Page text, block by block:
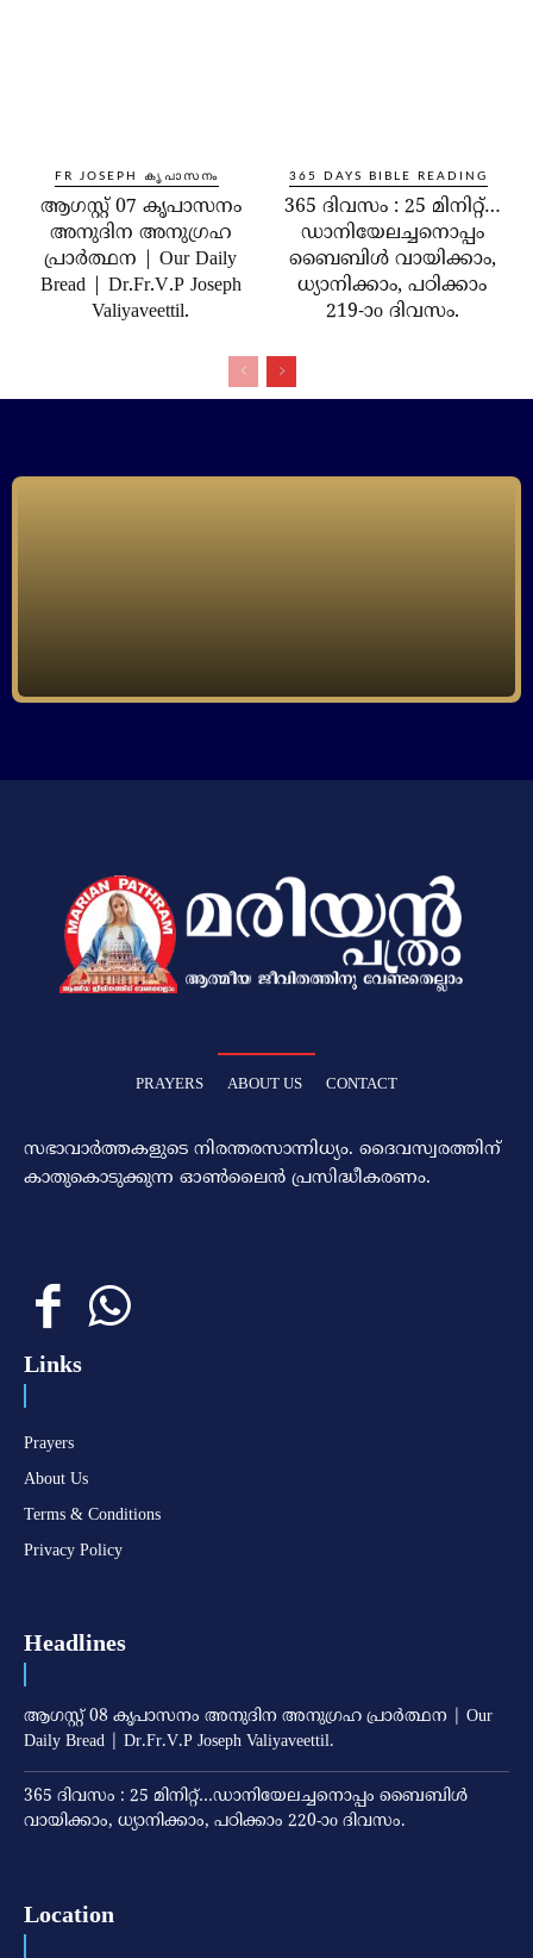
FR JOSEPH കൃപാസനം
ആഗസ്റ്റ് 07 കൃപാസനം
അനുദിന അനുഗ്രഹ
പ്രാർത്ഥന | Our Daily
Bread | Dr.Fr.V.P Joseph
Valiyaveettil.
365 DAYS BIBLE READING
365 ദിവസം : 25 മിനിറ്റ്…
ഡാനിയേലച്ചനൊപ്പം
ബൈബിൾ വായിക്കാം,
ധ്യാനിക്കാം, പഠിക്കാം
219-ാo ദിവസം.
PRAYERS ABOUT US CONTACT
സഭാവാര്‍ത്തകളുടെ നിരന്തരസാന്നിധ്യം. ദൈവസ്വരത്തിന്‌
കാതുകൊടുക്കുന്ന ഓണ്‍ലൈന്‍ പ്രസിദ്ധീകരണം.
Links
Prayers
About Us
Terms & Conditions
Privacy Policy
Headlines
ആഗസ്റ്റ് 08 കൃപാസനം അനുദിന അനുഗ്രഹ പ്രാർത്ഥന | Our
Daily Bread | Dr.Fr.V.P Joseph Valiyaveettil.
365 ദിവസം : 25 മിനിറ്റ്…ഡാനിയേലച്ചനൊപ്പം ബൈബിൾ
വായിക്കാം, ധ്യാനിക്കാം, പഠിക്കാം 220-ാo ദിവസം.
Location